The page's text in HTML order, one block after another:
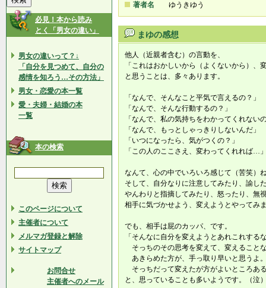
必見！本から読み
とく「男女の違い」
男女の違いって？↓
「自分を見つめて、自分の
感情を知ろう…その方法」
男女・恋愛の本一覧
愛・夫婦・結婚の本
一覧
本の検索
このページについて
主催者について
メルマガ登録と解除
サイトマップ
お問合せ
主催者へのメール
著者名
ゆうきゆう
まゆの感想
他人（近親者含む）の言動を、
「これはおかしいから（よくないから）、
と思うことは、多々あります。
「なんで、そんなこと平気で言えるの？」
「なんで、そんな行動するの？」
「なんで、私の気持ちをわかってくれない
「なんで、もっとしゃっきりしないんだ」
「いつになったら、気がつくの？」
「この人のここさえ、変わってくれれば…
なんて、心の中でいろいろ感じて（苦笑）
そして、自分なりに注意してみたり、諭し
やんわりと指摘してみたり、怒ったり、無
相手に気づかせよう、変えようとやってみ
でも、相手は屁のカッパ、です。
「そんなに自分を変えようとあれこれする
そっちのその思考を変えて、変えること
あきらめた方が、手っ取り早いと思うよ
そっちだって変えたが方がよいところあ
と、思っていることも多いようです。（泣